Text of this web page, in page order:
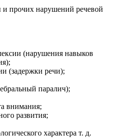
прочих нарушений речевой
(нарушения навыков
(задержки речи);
паралич);
внимания;
развития;
характера т. д.